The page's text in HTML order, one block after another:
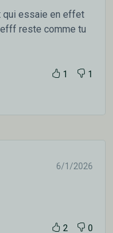
qui essaie en effet
reste comme tu
1 1
6/1/2026
2 0